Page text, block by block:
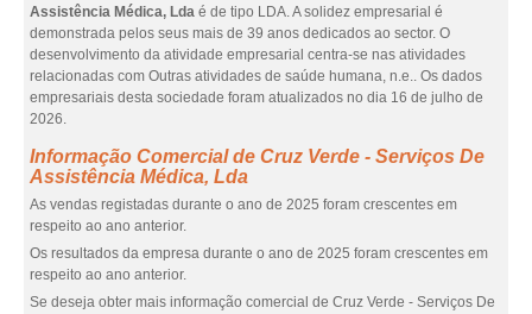
Assistência Médica, Lda é de tipo LDA. A solidez empresarial é
demonstrada pelos seus mais de 39 anos dedicados ao sector. O
desenvolvimento da atividade empresarial centra-se nas atividades
relacionadas com Outras atividades de saúde humana, n.e.. Os dados
empresariais desta sociedade foram atualizados no dia 16 de julho de
2026.
Informação Comercial de Cruz Verde - Serviços De
Assistência Médica, Lda
As vendas registadas durante o ano de 2025 foram crescentes em
respeito ao ano anterior.
Os resultados da empresa durante o ano de 2025 foram crescentes em
respeito ao ano anterior.
Se deseja obter mais informação comercial de Cruz Verde - Serviços De